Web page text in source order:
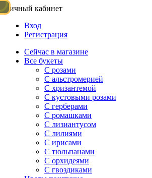
Личный кабинет
Вход
Регистрация
Сейчас в магазине
Все букеты
C розами
С альстромерией
С хризантемой
С кустовыми розами
С герберами
С ромашками
С лизиантусом
С лилиями
С ирисами
С тюльпанами
С орхидеями
С гвоздиками